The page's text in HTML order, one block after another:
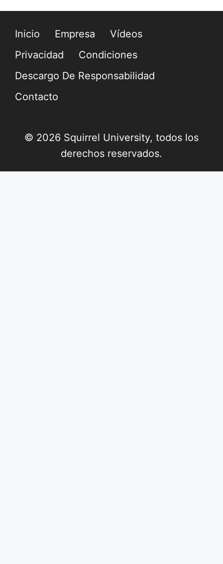
Inicio Empresa
Vídeos
Privacidad
Condiciones
Descargo De Responsabilidad
Contacto
© 2026 Squirrel University, todos los
derechos reservados.